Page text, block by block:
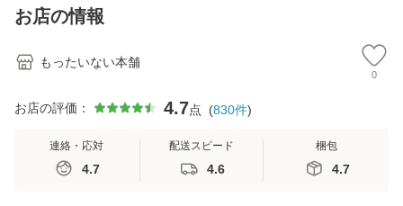
恵 藤本幸三 / 南江
堂 [単行
お店の情報
もったいない本舗
0
お店の評価： 4.7点 (830件)
連絡・応対
4.7
配送スピード
4.6
梱包
4.7